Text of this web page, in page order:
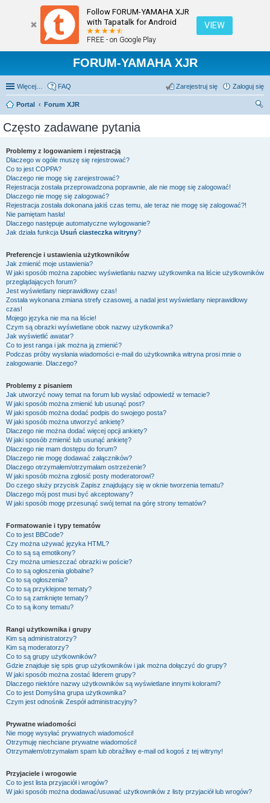
Follow FORUM-YAMAHA XJR
with Tapatalk for Android
FREE - on Google Play
VIEW
FORUM-YAMAHA XJR
Więcej… FAQ Zaloguj się
Zarejestruj się
Portal
Forum XJR
Często zadawane pytania
Problemy z logowaniem i rejestracją
Dlaczego w ogóle muszę się rejestrować?
Co to jest COPPA?
Dlaczego nie mogę się zarejestrować?
Rejestracja została przeprowadzona poprawnie, ale nie mogę się zalogować!
Dlaczego nie mogę się zalogować?
Rejestracja została dokonana jakiś czas temu, ale teraz nie mogę się zalogować?!
Nie pamiętam hasła!
Dlaczego następuje automatyczne wylogowanie?
Jak działa funkcja Usuń ciasteczka witryny?
Preferencje i ustawienia użytkowników
Jak zmienić moje ustawienia?
W jaki sposób można zapobiec wyświetlaniu nazwy użytkownika na liście użytkowników
przeglądających forum?
Jest wyświetlany nieprawidłowy czas!
Została wykonana zmiana strefy czasowej, a nadal jest wyświetlany nieprawidłowy
czas!
Mojego języka nie ma na liście!
Czym są obrazki wyświetlane obok nazwy użytkownika?
Jak wyświetlić awatar?
Co to jest ranga i jak można ją zmienić?
Podczas próby wysłania wiadomości e-mail do użytkownika witryna prosi mnie o
zalogowanie. Dlaczego?
Problemy z pisaniem
Jak utworzyć nowy temat na forum lub wysłać odpowiedź w temacie?
W jaki sposób można zmienić lub usunąć post?
W jaki sposób można dodać podpis do swojego posta?
W jaki sposób można utworzyć ankietę?
Dlaczego nie można dodać więcej opcji ankiety?
W jaki sposób zmienić lub usunąć ankietę?
Dlaczego nie mam dostępu do forum?
Dlaczego nie mogę dodawać załączników?
Dlaczego otrzymałem/otrzymałam ostrzeżenie?
W jaki sposób można zgłosić posty moderatorowi?
Do czego służy przycisk Zapisz znajdujący się w oknie tworzenia tematu?
Dlaczego mój post musi być akceptowany?
W jaki sposób mogę przesunąć swój temat na górę strony tematów?
Formatowanie i typy tematów
Co to jest BBCode?
Czy można używać języka HTML?
Co to są są emotikony?
Czy można umieszczać obrazki w poście?
Co to są ogłoszenia globalne?
Co to są ogłoszenia?
Co to są przyklejone tematy?
Co to są zamknięte tematy?
Co to są ikony tematu?
Rangi użytkownika i grupy
Kim są administratorzy?
Kim są moderatorzy?
Co to są grupy użytkowników?
Gdzie znajduje się spis grup użytkowników i jak można dołączyć do grupy?
W jaki sposób można zostać liderem grupy?
Dlaczego niektóre nazwy użytkowników są wyświetlane innymi kolorami?
Co to jest Domyślna grupa użytkownika?
Czym jest odnośnik Zespół administracyjny?
Prywatne wiadomości
Nie mogę wysyłać prywatnych wiadomości!
Otrzymuję niechciane prywatne wiadomości!
Otrzymałem/otrzymałam spam lub obraźliwy e-mail od kogoś z tej witryny!
Przyjaciele i wrogowie
Co to jest lista przyjaciół i wrogów?
W jaki sposób można dodawać/usuwać użytkowników z listy przyjaciół lub wrogów?